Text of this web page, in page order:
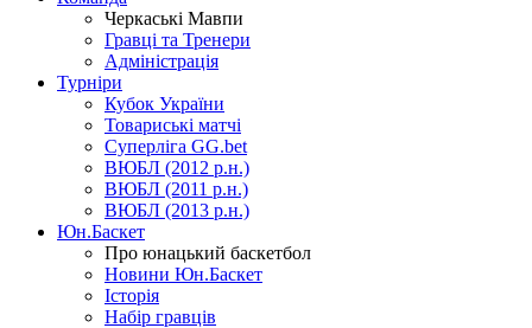
Черкаські Мавпи
Гравці та Тренери
Адміністрація
Турніри
Кубок України
Товариські матчі
Суперліга GG.bet
ВЮБЛ (2012 р.н.)
ВЮБЛ (2011 р.н.)
ВЮБЛ (2013 р.н.)
Юн.Баскет
Про юнацький баскетбол
Новини Юн.Баскет
Історія
Набір гравців